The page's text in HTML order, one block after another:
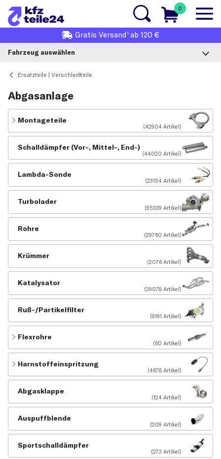
0
Gratis Versand1 ab 120 €
Fahrzeug auswählen
Ersatzteile | Verschleißteile
Abgasanlage
Montageteile
(42904 Artikel)
Schalldämpfer (Vor-, Mittel-, End-)
(44020 Artikel)
Lambda-Sonde
(23154 Artikel)
Turbolader
(95339 Artikel)
Rohre
(29760 Artikel)
Krümmer
(2076 Artikel)
Katalysator
(29078 Artikel)
Ruß-/Partikelfilter
(9191 Artikel)
Flexrohre
(60 Artikel)
Harnstoffeinspritzung
(4678 Artikel)
Abgasklappe
(124 Artikel)
Auspuffblende
(209 Artikel)
Sportschalldämpfer
(273 Artikel)